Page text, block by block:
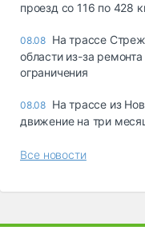
проезд со 116 по 428
08.08 На трассе
области из-за
ограничения
08.08 На трассе из
движение на три
Все новости